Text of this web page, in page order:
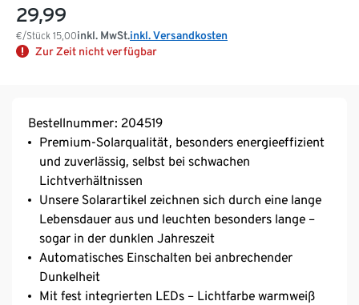
29,99
€/Stück 15,00inkl. MwSt.inkl. Versandkosten
Zur Zeit nicht verfügbar
Bestellnummer: 204519
Premium-Solarqualität, besonders energieeffizient
und zuverlässig, selbst bei schwachen
Lichtverhältnissen
Unsere Solarartikel zeichnen sich durch eine lange
Lebensdauer aus und leuchten besonders lange –
sogar in der dunklen Jahreszeit
Automatisches Einschalten bei anbrechender
Dunkelheit
Mit fest integrierten LEDs – Lichtfarbe warmweiß